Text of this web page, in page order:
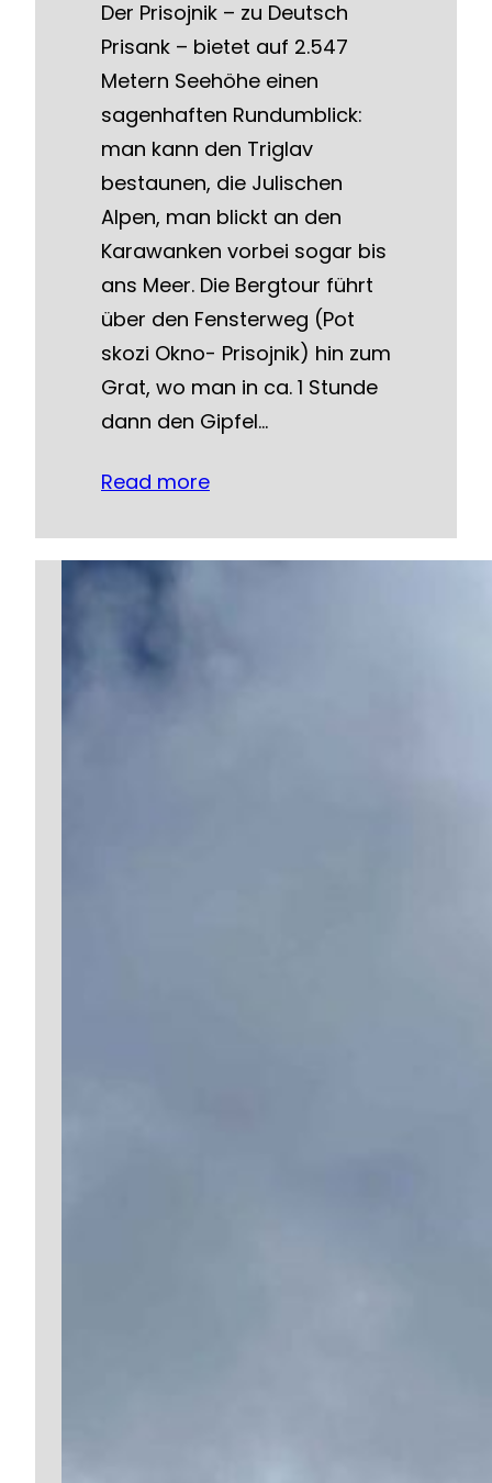
Der Prisojnik – zu Deutsch
Prisank – bietet auf 2.547
Metern Seehöhe einen
sagenhaften Rundumblick:
man kann den Triglav
bestaunen, die Julischen
Alpen, man blickt an den
Karawanken vorbei sogar bis
ans Meer. Die Bergtour führt
über den Fensterweg (Pot
skozi Okno- Prisojnik) hin zum
Grat, wo man in ca. 1 Stunde
dann den Gipfel…
Read more